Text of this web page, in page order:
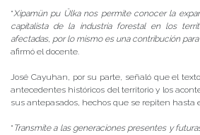
“Xipamün pu Ülka nos permite conocer la
capitalista de la industria forestal en los
afectadas, por lo mismo es una contribución
afirmó el docente.
José Cayuhan, por su parte, señaló que el
antecedentes históricos del territorio y los
sus antepasados, hechos que se repiten hasta
“ Transmite a las generaciones presentes y